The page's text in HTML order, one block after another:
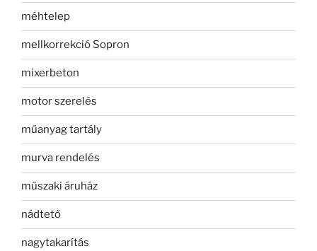
méhtelep
mellkorrekció Sopron
mixerbeton
motor szerelés
műanyag tartály
murva rendelés
műszaki áruház
nádtető
nagytakarítás